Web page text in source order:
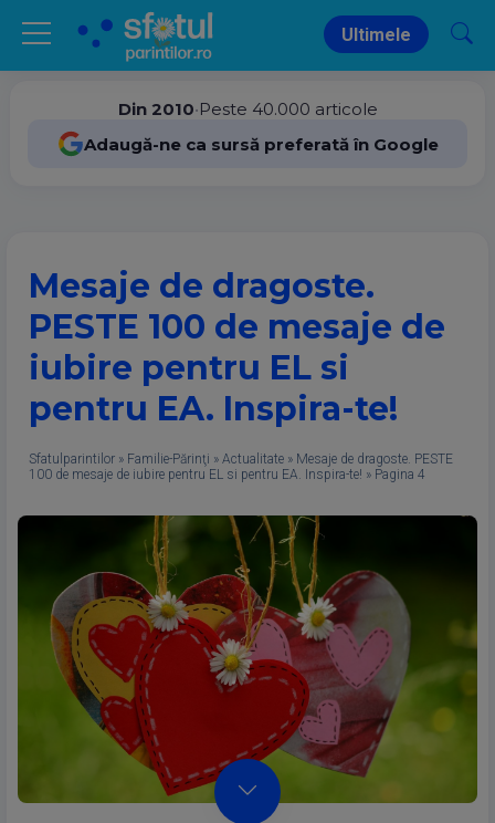
Ultimele
Din 2010•Peste 40.000 articole
Adaugă-ne ca sursă preferată în Google
Mesaje de dragoste.
PESTE 100 de mesaje de
iubire pentru EL si
pentru EA. Inspira-te!
Sfatulparintilor » Familie-Părinţi » Actualitate » Mesaje de dragoste. PESTE
100 de mesaje de iubire pentru EL si pentru EA. Inspira-te! » Pagina 4